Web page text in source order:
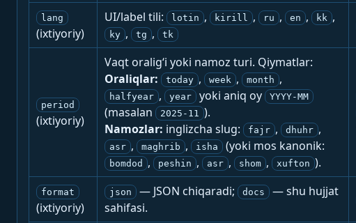
lang
(ixtiyoriy)
UI/label tili: lotin , kirill , ru , en , kk ,
ky , tg , tk
period
(ixtiyoriy)
Vaqt oralig‘i yoki namoz turi. Qiymatlar:
Oraliqlar:
today , week , month ,
halfyear , year yoki aniq oy YYYY-MM
(masalan 2025-11 ).
Namozlar: inglizcha slug: fajr , dhuhr ,
asr , maghrib , isha (yoki mos kanonik:
bomdod , peshin , asr , shom , xufton ).
format
(ixtiyoriy)
json — JSON chiqaradi; docs
— shu hujjat
sahifasi.